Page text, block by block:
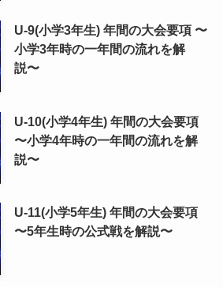
U-9(小学3年生) 年間の大会要項 〜
小学3年時の一年間の流れを解
説〜
U-10(小学4年生) 年間の大会要項
〜小学4年時の一年間の流れを解
説〜
U-11(小学5年生) 年間の大会要項
〜5年生時の公式戦を解説〜